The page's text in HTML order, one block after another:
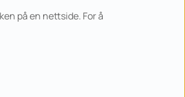
på en nettside. For å